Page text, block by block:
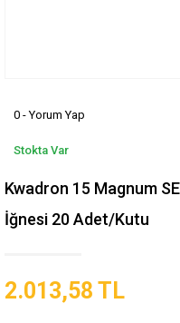
0 - Yorum Yap
Stokta Var
Kwadron 15 Magnum
İğnesi 20 Adet/Kutu
2.013,58 TL